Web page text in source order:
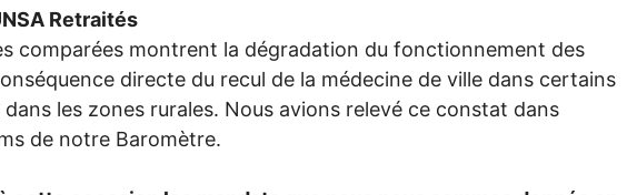
Retraités
comparées montrent la dégradation du fonctionnement des
directe du recul de la médecine de ville dans certains
les zones rurales. Nous avions relevé ce constat dans
de notre Baromètre.